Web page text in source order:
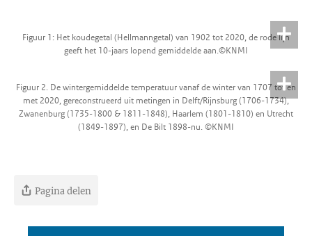
Figuur 1: Het koudegetal (Hellmanngetal) van 1902 tot 2020, de rode lijn
geeft het 10-jaars lopend gemiddelde aan.©KNMI
Figuur 2. De wintergemiddelde temperatuur vanaf de winter van 1707 tot en
met 2020, gereconstrueerd uit metingen in Delft/Rijnsburg (1706-1734),
Zwanenburg (1735-1800 & 1811-1848), Haarlem (1801-1810) en Utrecht
(1849-1897), en De Bilt 1898-nu. ©KNMI
Pagina delen